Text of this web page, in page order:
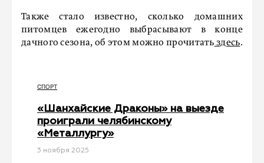
Также стало известно, сколько домашних
питомцев ежегодно выбрасывают в конце
дачного сезона, об этом можно прочитать здесь.
СПОРТ
«Шанхайские Драконы» на выезде
проиграли челябинскому
«Металлургу»
3 ноября 2025